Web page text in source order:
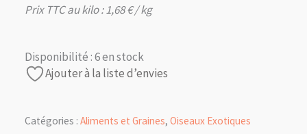
Prix TTC au kilo :1,68€/ kg
Disponibilité :6 en stock
Ajouter à la liste d’envies
Catégories : Aliments et Graines, Oiseaux Exotiques